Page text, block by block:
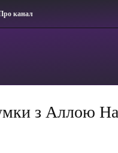
канал
з Аллою